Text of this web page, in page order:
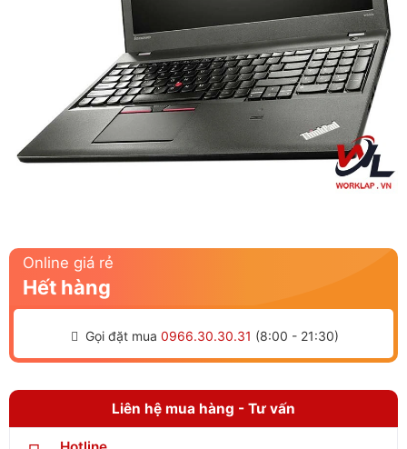
Online giá rẻ
Hết hàng
Gọi đặt mua 0966.30.30.31 (8:00 - 21:30)
Liên hệ mua hàng - Tư vấn